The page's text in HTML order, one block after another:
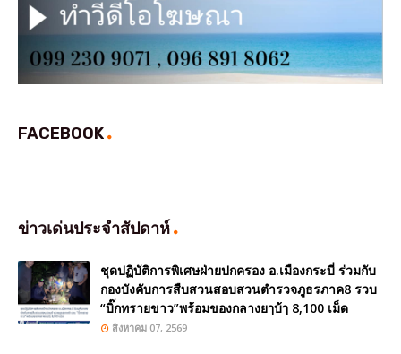
FACEBOOK
ข่าวเด่นประจำสัปดาห์
ชุดปฏิบัติการพิเศษฝ่ายปกครอง อ.เมืองกระบี่ ร่วมกับ
กองบังคับการสืบสวนสอบสวนตำรวจภูธรภาค8 รวบ
“บิ๊กทรายขาว”พร้อมของกลางยๅบ้ๅ 8,100 เม็ด
สิงหาคม 07, 2569